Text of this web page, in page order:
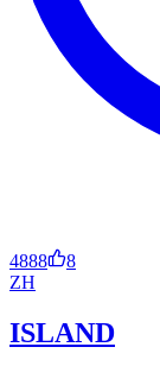
4888
8
ZH
ISLAND